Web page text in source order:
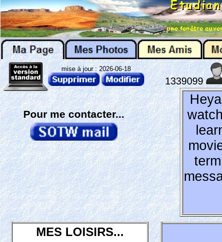
mise à jour : 2026-06-18
Pour me contacter...
1339099
MES LOISIRS...